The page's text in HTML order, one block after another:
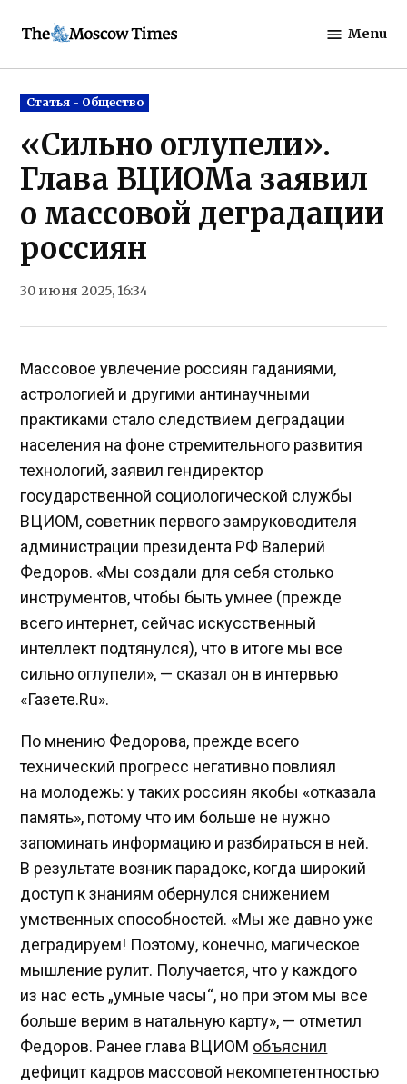
Moscow
Menu
Posted
in
Статья - Общество
«Сильно оглупели».
Глава ВЦИОМа заявил
о массовой деградации
россиян
30 июня 2025, 16:34
Массовое увлечение россиян гаданиями,
астрологией и другими антинаучными
практиками стало следствием деградации
населения на фоне стремительного развития
технологий, заявил гендиректор
государственной социологической службы
ВЦИОМ, советник первого замруководителя
администрации президента РФ Валерий
Федоров. «Мы создали для себя столько
инструментов, чтобы быть умнее (прежде
всего интернет, сейчас искусственный
интеллект подтянулся), что в итоге мы все
сильно оглупели», — сказал он в интервью
«Газете.Ru».
По мнению Федорова, прежде всего
технический прогресс негативно повлиял
на молодежь: у таких россиян якобы «отказала
память», потому что им больше не нужно
запоминать информацию и разбираться в ней.
В результате возник парадокс, когда широкий
доступ к знаниям обернулся снижением
умственных способностей. «Мы же давно уже
деградируем! Поэтому, конечно, магическое
мышление рулит. Получается, что у каждого
из нас есть „умные часы“, но при этом мы все
больше верим в натальную карту», — отметил
Федоров. Ранее глава ВЦИОМ объяснил
дефицит кадров массовой некомпетентностью